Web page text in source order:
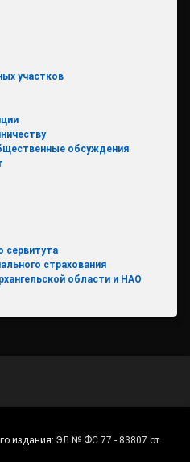
участков
обсуждения
сервитута
страхования
области и НАО
издания: ЭЛ № ФС 77 - 83807 от